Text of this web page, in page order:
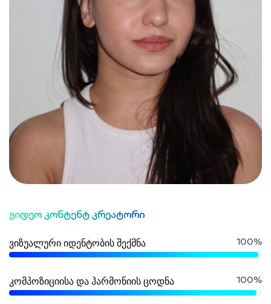
ვიდეო კონტენტ კრეატორი
ვიზუალური იდენტობის შექმნა 100%
კომპოზიციისა და ჰარმონიის ცოდნა 100%